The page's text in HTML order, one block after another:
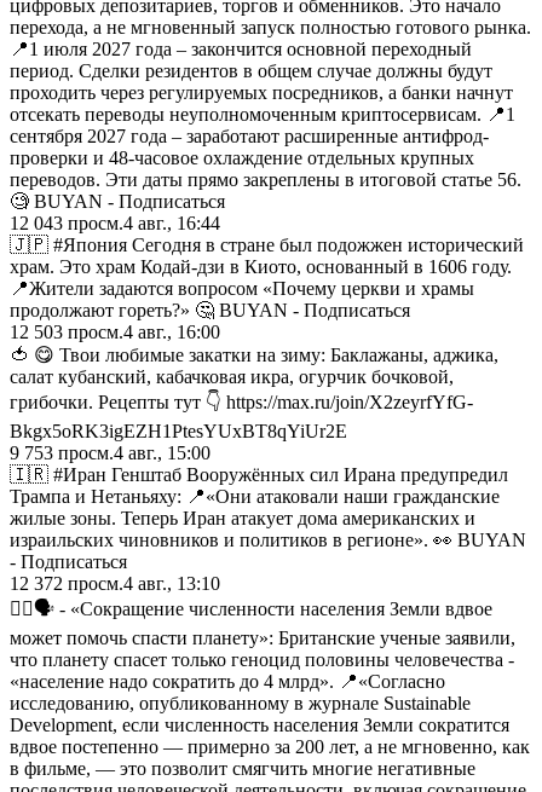
цифровых депозитариев, торгов и обменников. Это начало
перехода, а не мгновенный запуск полностью готового рынка.
📍1 июля 2027 года – закончится основной переходный
период. Сделки резидентов в общем случае должны будут
проходить через регулируемых посредников, а банки начнут
отсекать переводы неуполномоченным криптосервисам. 📍1
сентября 2027 года – заработают расширенные антифрод-
проверки и 48-часовое охлаждение отдельных крупных
переводов. Эти даты прямо закреплены в итоговой статье 56.
🧐 BUYAN - Подписаться
12 043 просм.4 авг., 16:44
🇯🇵 #Япония Сегодня в стране был подожжен исторический
храм. Это храм Кодай-дзи в Киото, основанный в 1606 году.
📍Жители задаются вопросом «Почему церкви и храмы
продолжают гореть?» 🤔 BUYAN - Подписаться
12 503 просм.4 авг., 16:00
🍅 😋 Твои любимые закатки на зиму: Баклажаны, аджика,
салат кубанский, кабачковая икра, огурчик бочковой,
грибочки. Рецепты тут 👇 https://max.ru/join/X2zeyrfYfG-
Bkgx5oRK3igEZH1PtesYUxBT8qYiUr2E
9 753 просм.4 авг., 15:00
🇮🇷 #Иран Генштаб Вооружённых сил Ирана предупредил
Трампа и Нетаньяху: 📍«Они атаковали наши гражданские
жилые зоны. Теперь Иран атакует дома американских и
израильских чиновников и политиков в регионе». 👀 BUYAN
- Подписаться
12 372 просм.4 авг., 13:10
☝🏻🗣️ - «Сокращение численности населения Земли вдвое
может помочь спасти планету»: Британские ученые заявили,
что планету спасет только геноцид половины человечества -
«население надо сократить до 4 млрд». 📍«Согласно
исследованию, опубликованному в журнале Sustainable
Development, если численность населения Земли сократится
вдвое постепенно — примерно за 200 лет, а не мгновенно, как
в фильме, — это позволит смягчить многие негативные